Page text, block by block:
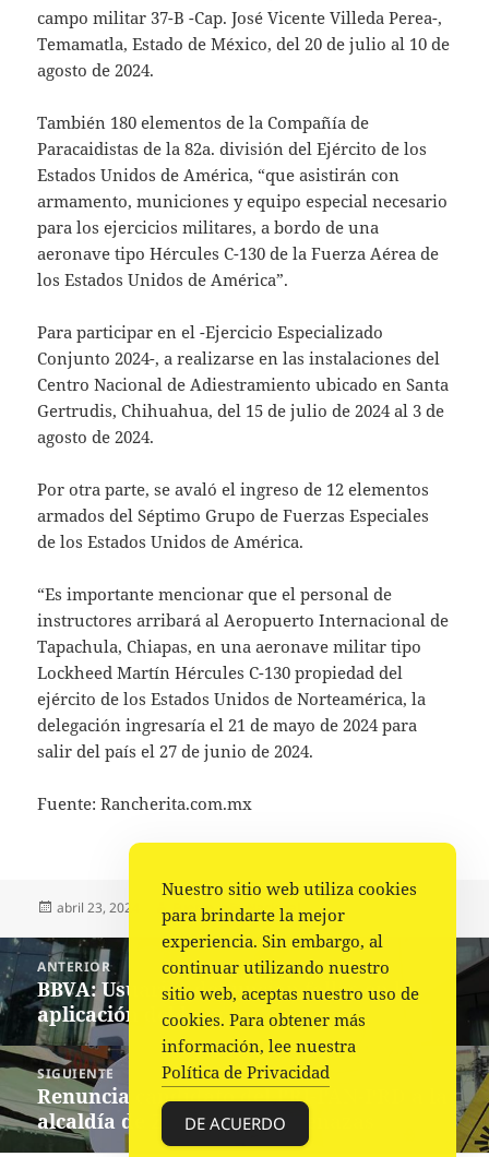
campo militar 37-B -Cap. José Vicente Villeda Perea-,
Temamatla, Estado de México, del 20 de julio al 10 de
agosto de 2024.
También 180 elementos de la Compañía de
Paracaidistas de la 82a. división del Ejército de los
Estados Unidos de América, “que asistirán con
armamento, municiones y equipo especial necesario
para los ejercicios militares, a bordo de una
aeronave tipo Hércules C-130 de la Fuerza Aérea de
los Estados Unidos de América”.
Para participar en el -Ejercicio Especializado
Conjunto 2024-, a realizarse en las instalaciones del
Centro Nacional de Adiestramiento ubicado en Santa
Gertrudis, Chihuahua, del 15 de julio de 2024 al 3 de
agosto de 2024.
Por otra parte, se avaló el ingreso de 12 elementos
armados del Séptimo Grupo de Fuerzas Especiales
de los Estados Unidos de América.
“Es importante mencionar que el personal de
instructores arribará al Aeropuerto Internacional de
Tapachula, Chiapas, en una aeronave militar tipo
Lockheed Martín Hércules C-130 propiedad del
ejército de los Estados Unidos de Norteamérica, la
delegación ingresaría el 21 de mayo de 2024 para
salir del país el 27 de junio de 2024.
Fuente: Rancherita.com.mx
Publicado
abril 23, 2024 Autor
Fuente Categorías
Nacional
Navegación
de
entradas
ANTERIOR
Entrada
anterior:
BBVA: Usuarios denuncian fallas en la
aplicación del banco
SIGUIENTE
Siguiente
entrada:
Renuncia candidato del PRI-PAN-PRD a la
alcaldía de Zacapu tras amenazas
Nuestro sitio web utiliza cookies
para brindarte la mejor
experiencia. Sin embargo, al
continuar utilizando nuestro
sitio web, aceptas nuestro uso de
cookies. Para obtener más
información, lee nuestra
Política de Privacidad
DE ACUERDO